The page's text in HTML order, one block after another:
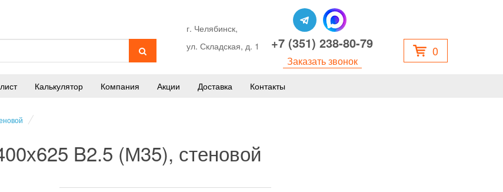
0
г. Челябинск,
ул. Складская, д. 1
+7 (351) 238-80-79
Заказать звонок
Калькулятор Компания Акции Доставка Контакты
B2.5 (М35), стеновой